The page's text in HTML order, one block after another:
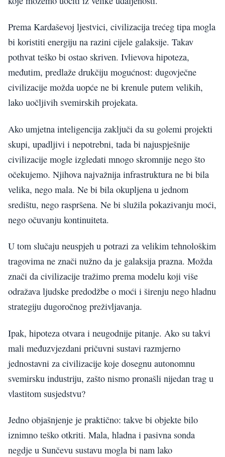
Prema Kardaševoj ljestvici, civilizacija trećeg tipa mogla
bi koristiti energiju na razini cijele galaksije. Takav
pothvat teško bi ostao skriven. Ivlievova hipoteza,
međutim, predlaže drukčiju mogućnost: dugovječne
civilizacije možda uopće ne bi krenule putem velikih,
lako uočljivih svemirskih projekata.
Ako umjetna inteligencija zaključi da su golemi projekti
skupi, upadljivi i nepotrebni, tada bi najuspješnije
civilizacije mogle izgledati mnogo skromnije nego što
očekujemo. Njihova najvažnija infrastruktura ne bi bila
velika, nego mala. Ne bi bila okupljena u jednom
središtu, nego raspršena. Ne bi služila pokazivanju moći,
nego očuvanju kontinuiteta.
U tom slučaju neuspjeh u potrazi za velikim tehnološkim
tragovima ne znači nužno da je galaksija prazna. Možda
znači da civilizacije tražimo prema modelu koji više
odražava ljudske predodžbe o moći i širenju nego hladnu
strategiju dugoročnog preživljavanja.
Ipak, hipoteza otvara i neugodnije pitanje. Ako su takvi
mali međuzvjezdani pričuvni sustavi razmjerno
jednostavni za civilizacije koje dosegnu autonomnu
svemirsku industriju, zašto nismo pronašli nijedan trag u
vlastitom susjedstvu?
Jedno objašnjenje je praktično: takve bi objekte bilo
iznimno teško otkriti. Mala, hladna i pasivna sonda
negdje u Sunčevu sustavu mogla bi nam lako